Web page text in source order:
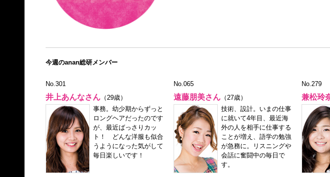
今週のanan総研メンバー
No.301
井上あんなさん（29歳）
事務。幼少期からずっと
ロングヘアだったのです
が、最近ばっさりカッ
ト！ どんな洋服も似合
うようになった気がして
毎日楽しいです！
No.065
遠藤朋美さん（27歳）
技術、設計。いまの仕事
に就いて4年目、最近海
外の人を相手に仕事する
ことが増え、語学の勉強
が急務に。リスニングや
会話に奮闘中の毎日で
す。
No.279
兼松玲